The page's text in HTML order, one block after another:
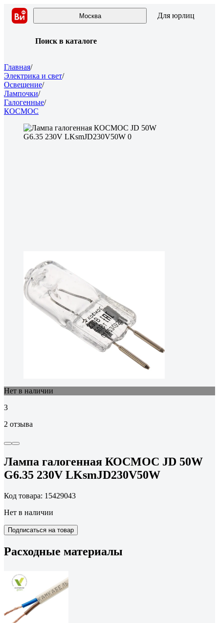
Москва Для юрлиц
Поиск в каталоге
Главная/
Электрика и свет/
Освещение/
Лампочки/
Галогенные/
КОСМОС
Нет в наличии
3
2 отзыва
Лампа галогенная КОСМОС JD 50W
G6.35 230V LKsmJD230V50W
Код товара: 15429043
Нет в наличии
Подписаться на товар
Расходные материалы